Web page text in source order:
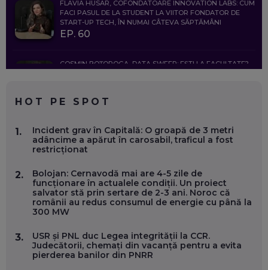
FLAVIA HUSAR, COFONDATOARE INNOVATION LABS: CUM
FACI PASUL DE LA STUDENT LA VIITOR FONDATOR DE
START-UP TECH, ÎN NUMAI CÂTEVA SĂPTĂMÂNI
EP. 60
COSMIN BOȚOROGA, DATA SWEEP: EȘTI LA FACULTATE?
FOLOSEȘTI TEHNOLOGIA CA SĂ FII MAI BUN LA JOB. ȘI CUM
SE VA SCHIMBA MUNCA, ÎN URMĂTORII ANI
EP. 58
MARIUS PAȘCULEA, COFONDATOR AL KULTH: CUM
FOLOSEȘTI TEHNOLOGIA CA SĂ ÎȚI DESCHIZI DRUMUL
CĂTRE ARTĂ, LA NIVEL GLOBAL
EP. 57
ANDREI AVĂDANEI, BIT SENTINEL: CUM ÎȚI PROTEJEZI
EFICIENT VIAȚA ONLINE. ȘI CARE SUNT PRIMII PAȘI ÎNTR-O
HOT PE SPOT
1.
Incident grav în Capitală: O groapă de 3 metri
adâncime a apărut în carosabil, traficul a fost
restricționat
2.
Bolojan: Cernavodă mai are 4-5 zile de
funcționare în actualele condiții. Un proiect
salvator stă prin sertare de 2-3 ani. Noroc că
românii au redus consumul de energie cu până la
300 MW
3.
USR și PNL duc Legea integrității la CCR.
Judecătorii, chemați din vacanță pentru a evita
pierderea banilor din PNRR